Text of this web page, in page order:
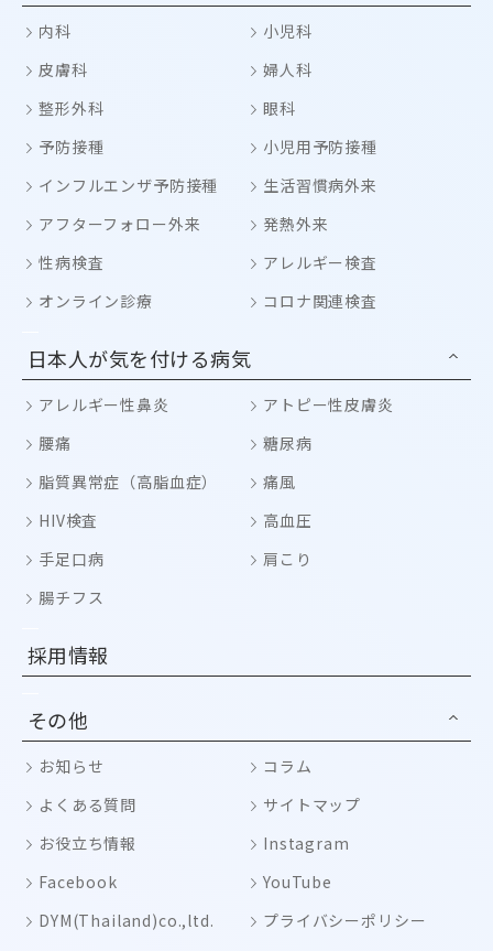
内科
小児科
皮膚科
婦人科
整形外科
眼科
予防接種
小児用予防接種
インフルエンザ予防接種
生活習慣病外来
アフターフォロー外来
発熱外来
性病検査
アレルギー検査
オンライン診療
コロナ関連検査
日本人が気を付ける病気
アレルギー性鼻炎
アトピー性皮膚炎
腰痛
糖尿病
脂質異常症（高脂血症）
痛風
HIV検査
高血圧
手足口病
肩こり
腸チフス
採用情報
その他
お知らせ
コラム
よくある質問
サイトマップ
お役立ち情報
Instagram
Facebook
YouTube
DYM(Thailand)co.,ltd.
プライバシーポリシー